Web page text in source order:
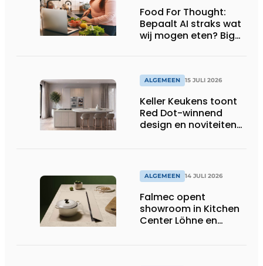
Food For Thought:
Bepaalt AI straks wat
wij mogen eten? Big
ALGEMEEN 15 JULI 2026
Keller Keukens toont
Red Dot-winnend
design en noviteiten
ALGEMEEN 14 JULI 2026
Falmec opent
showroom in Kitchen
Center Löhne en